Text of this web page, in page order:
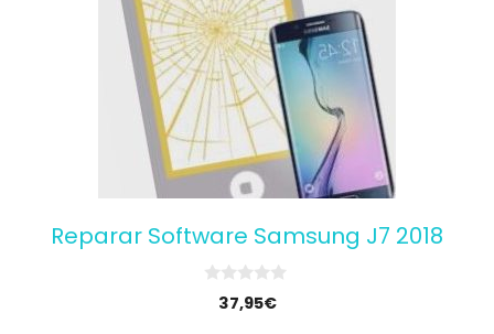
Reparar Software Samsung J7 2018
37,95€